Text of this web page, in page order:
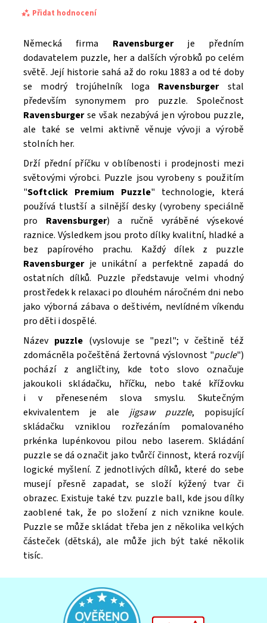
Přidat hodnocení
Souhlasím seZpracováním osobních údajů.
Německá firma Ravensburgerje předním
dodavatelem puzzle, her a dalších výrobků po celém
světě. Její historie sahá až do roku 1883 a od té doby
se modrý trojúhelník loga Ravensburgerstal
především synonymem pro puzzle. Společnost
Ravensburgerse však nezabývá jen výrobou puzzle,
ale také se velmi aktivně věnuje vývoji a výrobě
stolních her.
Drží přední příčku v oblíbenosti i prodejnosti mezi
světovými výrobci. Puzzle jsou vyrobeny s použitím
"Softclick Premium Puzzle" technologie, která
používá tlustší a silnější desky (vyrobeny speciálně
pro Ravensburger) a ručně vyráběné výsekové
raznice. Výsledkem jsou proto dílky kvalitní, hladké a
bez papírového prachu. Každý dílek z puzzle
Ravensburgerje unikátní a perfektně zapadá do
ostatních dílků. Puzzle představuje velmi vhodný
prostředek k relaxaci po dlouhém náročném dni nebo
jako výborná zábava o deštivém, nevlídném víkendu
pro děti i dospělé.
Název puzzle (vyslovuje se "pɐzl"; v češtině též
zdomácněla počeštěná žertovná výslovnost "pucle")
pochází z angličtiny, kde toto slovo označuje
jakoukoli skládačku, hříčku, nebo také křížovku
i v přeneseném slova smyslu. Skutečným
ekvivalentem je ale jigsaw puzzle, popisující
skládačku vzniklou rozřezáním pomalovaného
prkénka lupénkovou pilou nebo laserem. Skládání
puzzle se dá označit jako tvůrčí činnost, která rozvíjí
logické myšlení. Z jednotlivých dílků, které do sebe
musejí přesně zapadat, se složí kýžený tvar či
obrazec. Existuje také tzv. puzzle ball, kde jsou dílky
zaoblené tak, že po složení z nich vznikne koule.
Puzzle se může skládat třeba jen z několika velkých
částeček (dětská), ale může jich být také několik
tisíc.